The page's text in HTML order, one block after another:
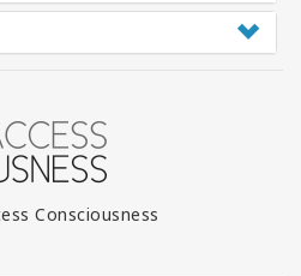
Consciousness